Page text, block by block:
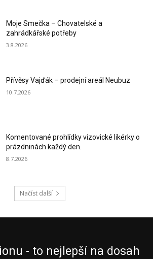
Moje Smečka – Chovatelské a
zahrádkářské potřeby
3.8.2026
Přívěsy Vajďák – prodejní areál Neubuz
10.7.2026
Komentované prohlídky vizovické likérky o
prázdninách každý den.
8.7.2026
Načíst další
- to nejlepší na dosah